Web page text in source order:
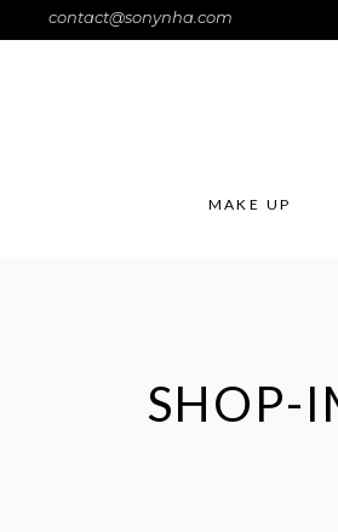
contact@sonynha.com
MAKE UP
SHOP-